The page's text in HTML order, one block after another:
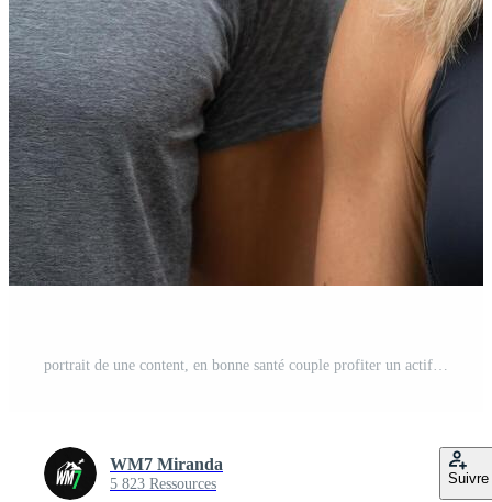
WM7 Miranda
5 823 Ressources Suivre